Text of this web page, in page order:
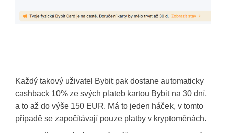
Každý takový uživatel Bybit pak dostane automaticky
cashback 10% ze svých plateb kartou Bybit na 30 dní,
a to až do výše 150 EUR. Má to jeden háček, v tomto
případě se započítávají pouze platby v kryptoměnách.